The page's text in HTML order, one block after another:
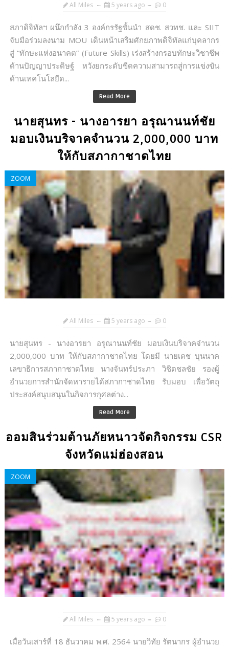
All Miles 5 years ago 0
สภาดิจิทัลฯ ผนึกกำลัง 3 องค์กรรัฐชั้นนำ สดช. สวทช. และ SIIT
จับมือร่วมลงนาม MOU เดินหน้าเสริมศักยภาพดิจิทัลแก่บุคลากร
สู่ “ทักษะแห่งอนาคต” (Future Skills) เร่งสร้างกรอบทักษะวิชาชีพ
ด้านปัญญาประดิษฐ์ หวังยกระดับขีดความสามารถสู่การแข่งขัน
ด้านเทคโนโลยีด...
Read More
นายสุนทร - นางอารยา อรุณานนท์ชัย
มอบเงินบริจาคจำนวน 2,000,000 บาท
ให้กับสภากาชาดไทย
ZOOM
All Miles 5 years ago 0
นายสุนทร - นางอารยา อรุณานนท์ชัย มอบเงินบริจาคจำนวน
2,000,000 บาท ให้กับสภากาชาดไทย โดยมี นายเตช บุนนาค
เลขาธิการสภากาชาดไทย นางจันทร์ประภา วิชิตชลชัย รองผู้
อำนวยการสำนักจัดหารายได้สภากาชาดไทย รับมอบ เพื่อวัตถุ
ประสงค์สนุบสนุนในกิจการกุศลต่าง...
Read More
ออมสินร่วมต้านภัยหนาวจัดกิจกรรม CSR
จังหวัดแม่ฮ่องสอน
ZOOM
All Miles 5 years ago 0
เมื่อวันเสาร์ที่ 18 ธันวาคม พ.ศ. 2564 นายวิทัย รัตนากร ผู้อำนวย